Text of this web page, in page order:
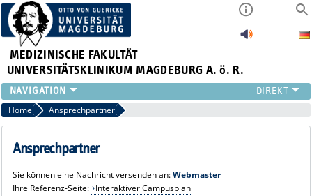
MEDIZINISCHE FAKULTÄT
UNIVERSITÄTSKLINIKUM MAGDEBURG A. ö. R.
INSTITUTE
KLINIKEN
ZENTRALE EINRICHTUNGEN
PRESSE
Home Ansprechpartner
Ansprechpartner
Sie können eine Nachricht versenden an:Webmaster
Ihre Referenz-Seite: Interaktiver Campusplan